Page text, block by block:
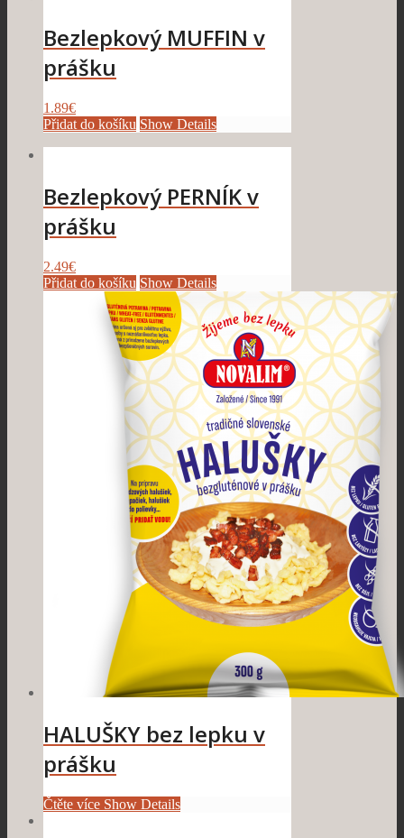
Bezlepkový MUFFIN v
prášku
1.89€
Přidat do košíku Show Details
Bezlepkový PERNÍK v
prášku
2.49€
Přidat do košíku Show Details
HALUŠKY bez lepku v
prášku
Čtěte více Show Details